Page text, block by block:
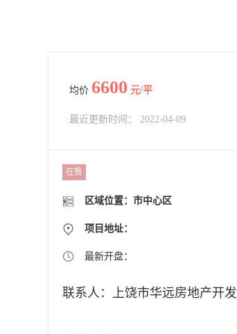
均价 6600 元/平
最近更新时间： 2022-04-09
在售
区域位置： 市中心区
项目地址：
最新开盘：
联系人：上饶市华远房地产开发